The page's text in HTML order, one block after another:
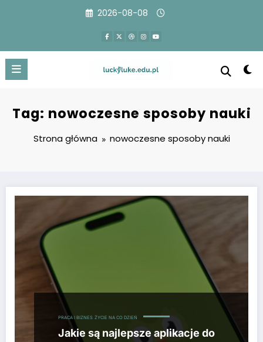
2026-08-08
Tag: nowoczesne sposoby nauki
Strona główna nowoczesne sposoby nauki
PRACA I BIZNES ŻYCIE NA CO DZIEŃ
Jakie są najlepsze aplikacje do